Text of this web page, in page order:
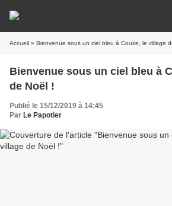
Accueil » Bienvenue sous un ciel bleu à Couze, le village
Bienvenue sous un ciel bleu à
de Noël !
Publié le 15/12/2019 à 14:45
Par Le Papotier